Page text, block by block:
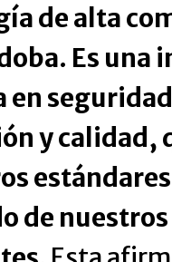
de alta
Es una
en
y calidad,
estándares
de nuestros